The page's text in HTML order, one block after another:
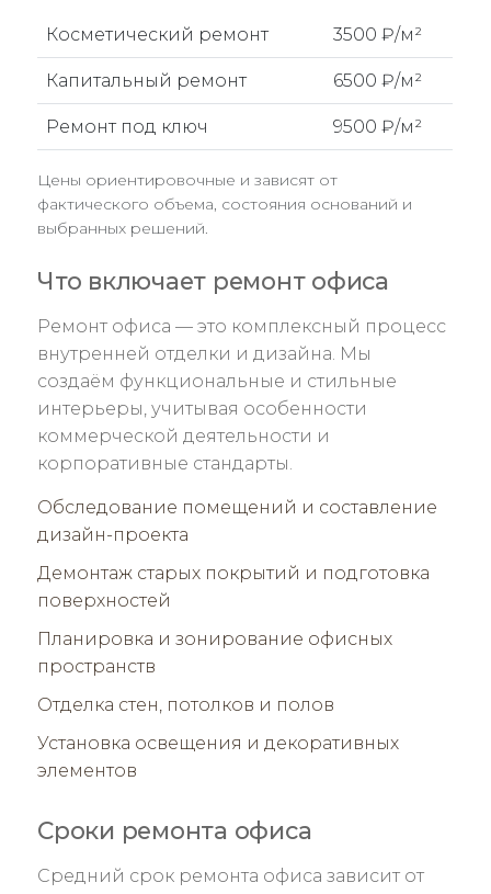
Косметический ремонт 3500 ₽/м²
Капитальный ремонт 6500 ₽/м²
Ремонт под ключ 9500 ₽/м²
Цены ориентировочные и зависят от
фактического объема, состояния оснований и
выбранных решений.
Что включает ремонт офиса
Ремонт офиса — это комплексный процесс
внутренней отделки и дизайна. Мы
создаём функциональные и стильные
интерьеры, учитывая особенности
коммерческой деятельности и
корпоративные стандарты.
Обследование помещений и составление
дизайн-проекта
Демонтаж старых покрытий и подготовка
поверхностей
Планировка и зонирование офисных
пространств
Отделка стен, потолков и полов
Установка освещения и декоративных
элементов
Сроки ремонта офиса
Средний срок ремонта офиса зависит от